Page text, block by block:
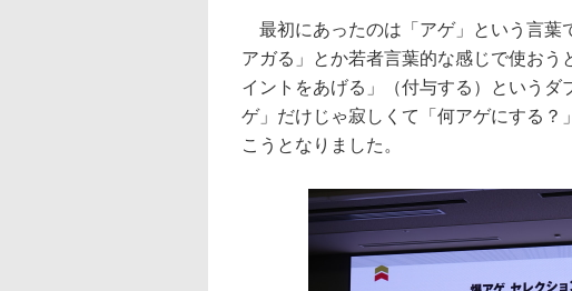
最初にあったのは「アゲ」という言葉
アガる」とか若者言葉的な感じで使お
イントをあげる」（付与する）という
ゲ」だけじゃ寂しくて「何アゲにする
こうとなりました。